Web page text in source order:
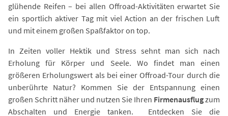
glühende Reifen – bei allen Offroad-Aktivitäten erwartet Sie
ein sportlich aktiver Tag mit viel Action an der frischen Luft
und mit einem großen Spaßfaktor on top.
In Zeiten voller Hektik und Stress sehnt man sich nach
Erholung für Körper und Seele. Wo findet man einen
größeren Erholungswert als bei einer Offroad-Tour durch die
unberührte Natur? Kommen Sie der Entspannung einen
großen Schritt näher und nutzen Sie Ihren Firmenausflugzum
Abschalten und Energie tanken. Entdecken Sie die